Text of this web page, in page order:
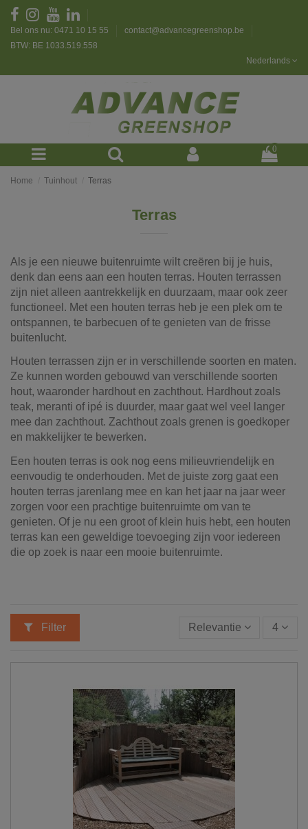
Bel ons nu: 0471 10 15 55
contact@advancegreenshop.be
BTW: BE 1033.519.558
Nederlands
0
Home Tuinhout Terras
Terras
Als je een nieuwe buitenruimte wilt creëren bij je huis,
denk dan eens aan een houten terras. Houten terrassen
zijn niet alleen aantrekkelijk en duurzaam, maar ook zeer
functioneel. Met een houten terras heb je een plek om te
ontspannen, te barbecuen of te genieten van de frisse
buitenlucht.
Houten terrassen zijn er in verschillende soorten en maten.
Ze kunnen worden gebouwd van verschillende soorten
hout, waaronder hardhout en zachthout. Hardhout zoals
teak, meranti of ipé is duurder, maar gaat wel veel langer
mee dan zachthout. Zachthout zoals grenen is goedkoper
en makkelijker te bewerken.
Een houten terras is ook nog eens milieuvriendelijk en
eenvoudig te onderhouden. Met de juiste zorg gaat een
houten terras jarenlang mee en kan het jaar na jaar weer
zorgen voor een prachtige buitenruimte om van te
genieten. Of je nu een groot of klein huis hebt, een houten
terras kan een geweldige toevoeging zijn voor iedereen
die op zoek is naar een mooie buitenruimte.
Filter Relevantie 4